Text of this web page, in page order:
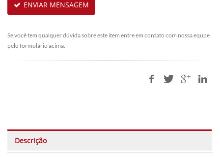
ENVIAR MENSAGEM
Se você tem qualquer dúvida sobre este item entre em contato com nossa equpe
pelo formulário acima.
Descrição